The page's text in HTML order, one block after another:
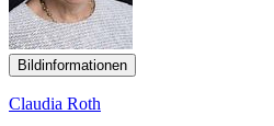
Bildinformationen
Claudia Roth